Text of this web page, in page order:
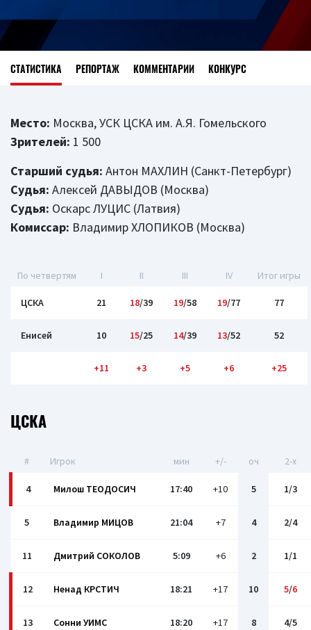
СТАТИСТИКА РЕПОРТАЖ КОММЕНТАРИИ КОНКУРС
Место: Москва, УСК ЦСКА им. А.Я. Гомельского
Зрителей: 1 500
Старший судья: Антон МАХЛИН (Санкт-Петербург)
Судья: Алексей ДАВЫДОВ (Москва)
Судья: Оскарс ЛУЦИС (Латвия)
Комиссар: Владимир ХЛОПИКОВ (Москва)
По четвертям I II III IV Итог игры
ЦСКА 21 18/39 19/58 19/77 77
Енисей 10 15/25 14/39 13/52 52
+11 +3 +5 +6 +25
ЦСКА
# Игрок мин +/- оч 2-x
4 Милош ТЕОДОСИЧ 17:40 +10 5 1/3
5 Владимир МИЦОВ 21:04 +7 4 2/4
11 Дмитрий СОКОЛОВ 5:09 +6 2 1/1
12 Ненад КРСТИЧ 18:21 +17 10 5/6
13 Сонни УИМС 18:20 +17 8 4/5